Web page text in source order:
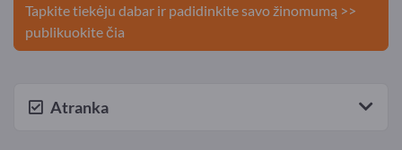
Tapkite tiekėju dabar ir padidinkite savo žinomumą >>
publikuokite čia
Atranka